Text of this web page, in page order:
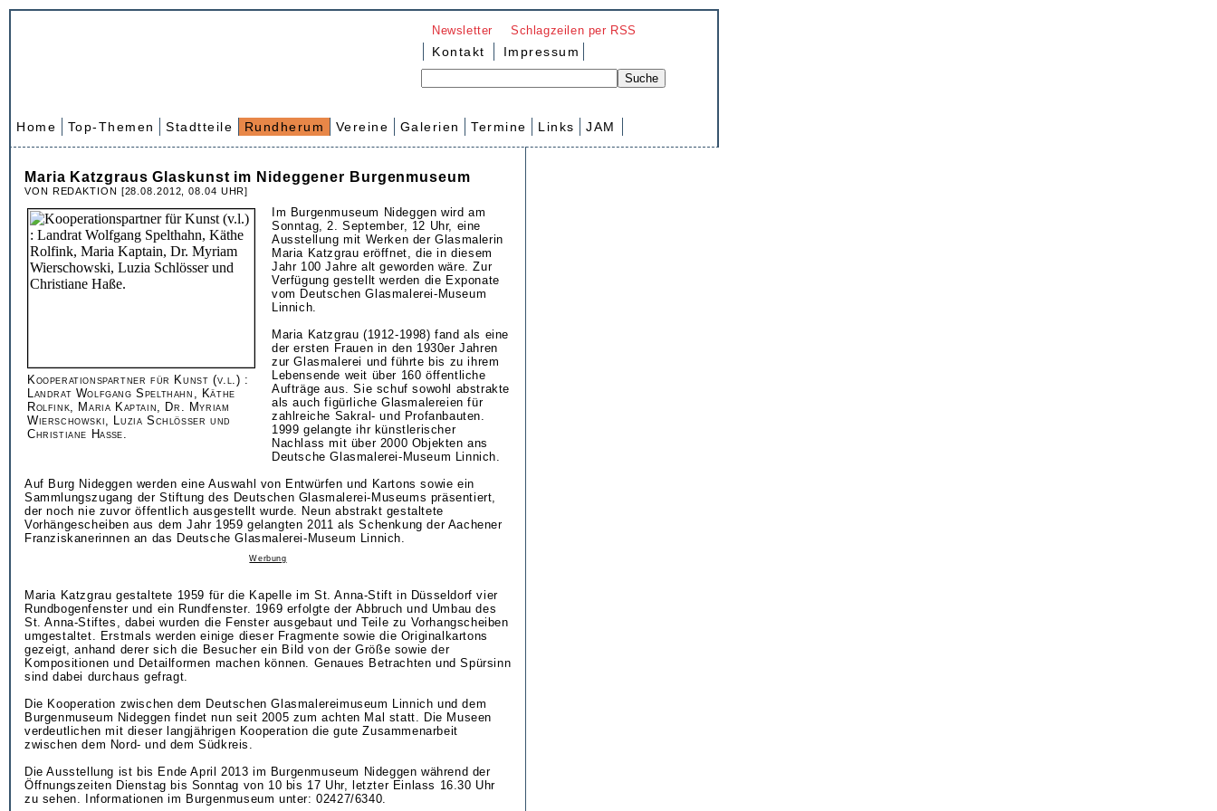
Newsletter Schlagzeilen per RSS
Kontakt Impressum
Home Top-Themen Stadtteile Rundherum Vereine Galerien Termine Links JAM
Maria Katzgraus Glaskunst im Nideggener Burgenmuseum
VON REDAKTION [28.08.2012, 08.04 UHR]
Kooperationspartner für Kunst (v.l.) :
Landrat Wolfgang Spelthahn, Käthe
Rolfink, Maria Kaptain, Dr. Myriam
Wierschowski, Luzia Schlösser und
Christiane Haße.
Im Burgenmuseum Nideggen wird am
Sonntag, 2. September, 12 Uhr, eine
Ausstellung mit Werken der Glasmalerin
Maria Katzgrau eröffnet, die in diesem
Jahr 100 Jahre alt geworden wäre. Zur
Verfügung gestellt werden die Exponate
vom Deutschen Glasmalerei-Museum
Linnich.
Maria Katzgrau (1912-1998) fand als eine
der ersten Frauen in den 1930er Jahren
zur Glasmalerei und führte bis zu ihrem
Lebensende weit über 160 öffentliche
Aufträge aus. Sie schuf sowohl abstrakte
als auch figürliche Glasmalereien für
zahlreiche Sakral- und Profanbauten.
1999 gelangte ihr künstlerischer
Nachlass mit über 2000 Objekten ans
Deutsche Glasmalerei-Museum Linnich.
Auf Burg Nideggen werden eine Auswahl von Entwürfen und Kartons sowie ein
Sammlungszugang der Stiftung des Deutschen Glasmalerei-Museums präsentiert,
der noch nie zuvor öffentlich ausgestellt wurde. Neun abstrakt gestaltete
Vorhängescheiben aus dem Jahr 1959 gelangten 2011 als Schenkung der Aachener
Franziskanerinnen an das Deutsche Glasmalerei-Museum Linnich.
Werbung
Maria Katzgrau gestaltete 1959 für die Kapelle im St. Anna-Stift in Düsseldorf vier
Rundbogenfenster und ein Rundfenster. 1969 erfolgte der Abbruch und Umbau des
St. Anna-Stiftes, dabei wurden die Fenster ausgebaut und Teile zu Vorhangscheiben
umgestaltet. Erstmals werden einige dieser Fragmente sowie die Originalkartons
gezeigt, anhand derer sich die Besucher ein Bild von der Größe sowie der
Kompositionen und Detailformen machen können. Genaues Betrachten und Spürsinn
sind dabei durchaus gefragt.
Die Kooperation zwischen dem Deutschen Glasmalereimuseum Linnich und dem
Burgenmuseum Nideggen findet nun seit 2005 zum achten Mal statt. Die Museen
verdeutlichen mit dieser langjährigen Kooperation die gute Zusammenarbeit
zwischen dem Nord- und dem Südkreis.
Die Ausstellung ist bis Ende April 2013 im Burgenmuseum Nideggen während der
Öffnungszeiten Dienstag bis Sonntag von 10 bis 17 Uhr, letzter Einlass 16.30 Uhr
zu sehen. Informationen im Burgenmuseum unter: 02427/6340.